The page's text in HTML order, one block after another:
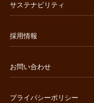
サステナビリティ
採用情報
お問い合わせ
プライバシーポリシー